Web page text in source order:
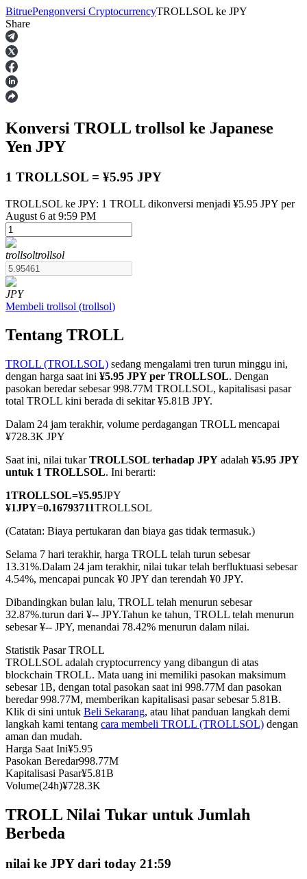
Berjangka
USDT Berjangka
COIN-M Berjangka
Mata Uang Kripto Berjangka
TradFi
Derivatif saham, forex, logam mulia, dan komoditas
USDC Berjangka
Kontrak berjangka menggunakan USDC sebagai jaminannya
Copy Trading
Bergabunglah dengan pedagang top
BitruePengonversi CryptocurrencyTROLLSOL ke JPY
Share
Konversi TROLL trollsol ke Japanese
Yen JPY
1 TROLLSOL = ¥5.95 JPY
TROLLSOL ke JPY: 1 TROLL dikonversi menjadi ¥5.95 JPY per
August 6 at 9:59 PM
trollsoltrollsol
JPY
Membeli trollsol (trollsol)
Tentang TROLL
TROLL (TROLLSOL) sedang mengalami tren turun minggu ini,
dengan harga saat ini ¥5.95 JPY per TROLLSOL. Dengan
pasokan beredar sebesar 998.77M TROLLSOL, kapitalisasi pasar
total TROLL kini berada di sekitar ¥5.81B JPY.
Dalam 24 jam terakhir, volume perdagangan TROLL mencapai
¥728.3K JPY
Saat ini, nilai tukarTROLLSOL terhadap JPY adalah ¥5.95 JPY
untuk 1 TROLLSOL. Ini berarti:
1TROLLSOL=¥5.95JPY
¥1JPY=0.16793711TROLLSOL
(Catatan: Biaya pertukaran dan biaya gas tidak termasuk.)
Selama 7 hari terakhir, harga TROLL telah turun sebesar
13.31%.Dalam 24 jam terakhir, nilai tukar telah berfluktuasi sebesar
4.54%, mencapai puncak ¥0 JPY dan terendah ¥0 JPY.
Dibandingkan bulan lalu, TROLL telah menurun sebesar
32.87%.turun dari ¥-- JPY.Tahun ke tahun, TROLL telah menurun
sebesar ¥-- JPY, menandai 78.42% menurun dalam nilai.
Statistik Pasar TROLL
TROLLSOL adalah cryptocurrency yang dibangun di atas
blockchain TROLL. Mata uang ini memiliki pasokan maksimum
sebesar 1B, dengan total pasokan saat ini 998.77M dan pasokan
beredar 998.77M, memberikan kapitalisasi pasar sebesar 5.81B.
Klik di sini untuk Beli Sekarang, atau lihat panduan langkah demi
langkah kami tentang cara membeli TROLL (TROLLSOL) dengan
aman dan mudah.
Harga Saat Ini¥5.95
Pasokan Beredar998.77M
Kapitalisasi Pasar¥5.81B
Volume(24h)¥728.3K
TROLL Nilai Tukar untuk Jumlah
Berbeda
nilai ke JPY dari today 21:59